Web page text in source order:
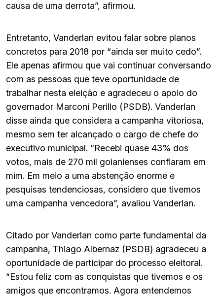
causa de uma derrota”, afirmou.
Entretanto, Vanderlan evitou falar sobre planos
concretos para 2018 por “ainda ser muito cedo”.
Ele apenas afirmou que vai continuar conversando
com as pessoas que teve oportunidade de
trabalhar nesta eleição e agradeceu o apoio do
governador Marconi Perillo (PSDB). Vanderlan
disse ainda que considera a campanha vitoriosa,
mesmo sem ter alcançado o cargo de chefe do
executivo municipal. “Recebi quase 43% dos
votos, mais de 270 mil goianienses confiaram em
mim. Em meio a uma abstenção enorme e
pesquisas tendenciosas, considero que tivemos
uma campanha vencedora”, avaliou Vanderlan.
Citado por Vanderlan como parte fundamental da
campanha, Thiago Albernaz (PSDB) agradeceu a
oportunidade de participar do processo eleitoral.
“Estou feliz com as conquistas que tivemos e os
amigos que encontramos. Agora entendemos